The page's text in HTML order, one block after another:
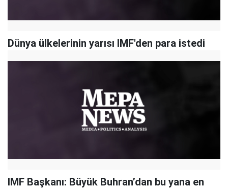
Dünya ülkelerinin yarısı IMF'den para istedi
IMF Başkanı: Büyük Buhran’dan bu yana en